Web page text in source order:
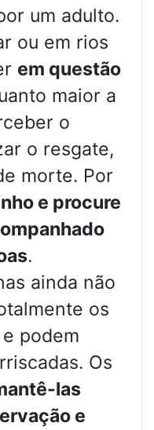
um adulto.
ou em rios
em questão
maior a
o
o resgate,
morte. Por
e procure
.
ainda não
os
podem
Os
las
e